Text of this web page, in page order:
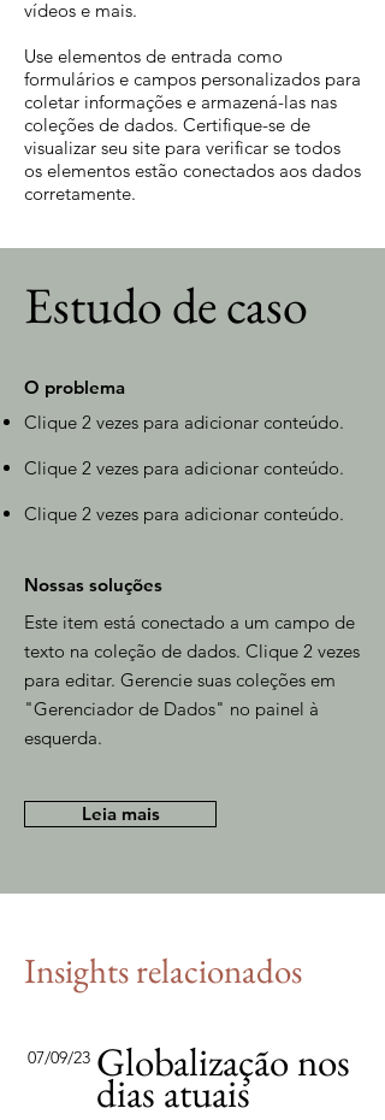
vídeos e mais.
Use elementos de entrada como
formulários e campos personalizados para
coletar informações e armazená-las nas
coleções de dados. Certifique-se de
visualizar seu site para verificar se todos
os elementos estão conectados aos dados
corretamente.
Estudo de caso
O problema
Clique 2 vezes para adicionar conteúdo.
Clique 2 vezes para adicionar conteúdo.
Clique 2 vezes para adicionar conteúdo.
Nossas soluções
Este item está conectado a um campo de
texto na coleção de dados. Clique 2 vezes
para editar. Gerencie suas coleções em
"Gerenciador de Dados" no painel à
esquerda.
Leia mais
Insights relacionados
07/09/23 Globalização nos
dias atuais